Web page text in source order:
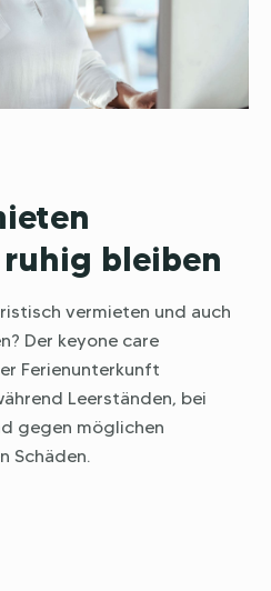
bleiben
vermieten und auch
Der keyone care
Ferienunterkunft
Leerständen, bei
gegen möglichen
Schäden.